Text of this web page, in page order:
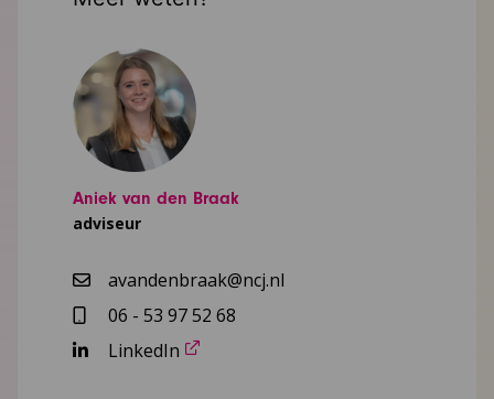
Aniek van den Braak
adviseur
avandenbraak@ncj.nl
06 - 53 97 52 68
LinkedIn